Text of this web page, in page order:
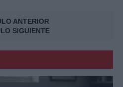
ANTERIOR
SIGUIENTE